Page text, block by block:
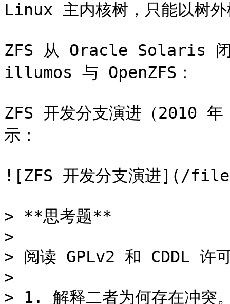
Linux 主内核树，只能以树外
ZFS 从 Oracle Solaris 闭
illumos 与 OpenZFS：
ZFS 开发分支演进（2010
示：
![ZFS 开发分支演进](/
> **思考题**
>
> 阅读 GPLv2 和 CDDL 许
>
> 1. 解释二者为何存在冲突